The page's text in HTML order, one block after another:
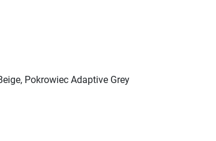
Pokrowiec Adaptive Grey